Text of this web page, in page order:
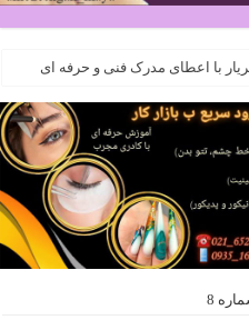
با اعطای مدرک فنی و حرفه ای
8